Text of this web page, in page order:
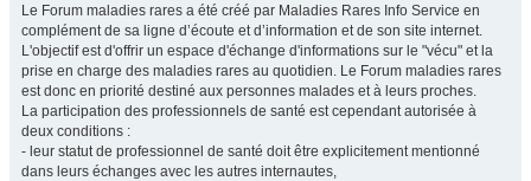
Le Forum maladies rares a été créé par Maladies Rares Info Service en
complément de sa ligne d’écoute et d’information et de son site internet.
L'objectif est d'offrir un espace d'échange d'informations sur le "vécu" et la
prise en charge des maladies rares au quotidien. Le Forum maladies rares
est donc en priorité destiné aux personnes malades et à leurs proches.
La participation des professionnels de santé est cependant autorisée à
deux conditions :
- leur statut de professionnel de santé doit être explicitement mentionné
dans leurs échanges avec les autres internautes,